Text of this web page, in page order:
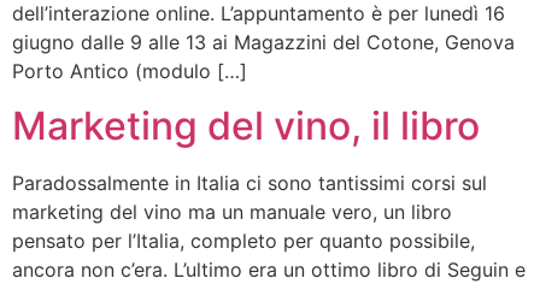
dell’interazione online. L’appuntamento è per lunedì 16
giugno dalle 9 alle 13 ai Magazzini del Cotone, Genova
Porto Antico (modulo […]
Marketing del vino, il libro
Paradossalmente in Italia ci sono tantissimi corsi sul
marketing del vino ma un manuale vero, un libro
pensato per l’Italia, completo per quanto possibile,
ancora non c’era. L’ultimo era un ottimo libro di Seguin e